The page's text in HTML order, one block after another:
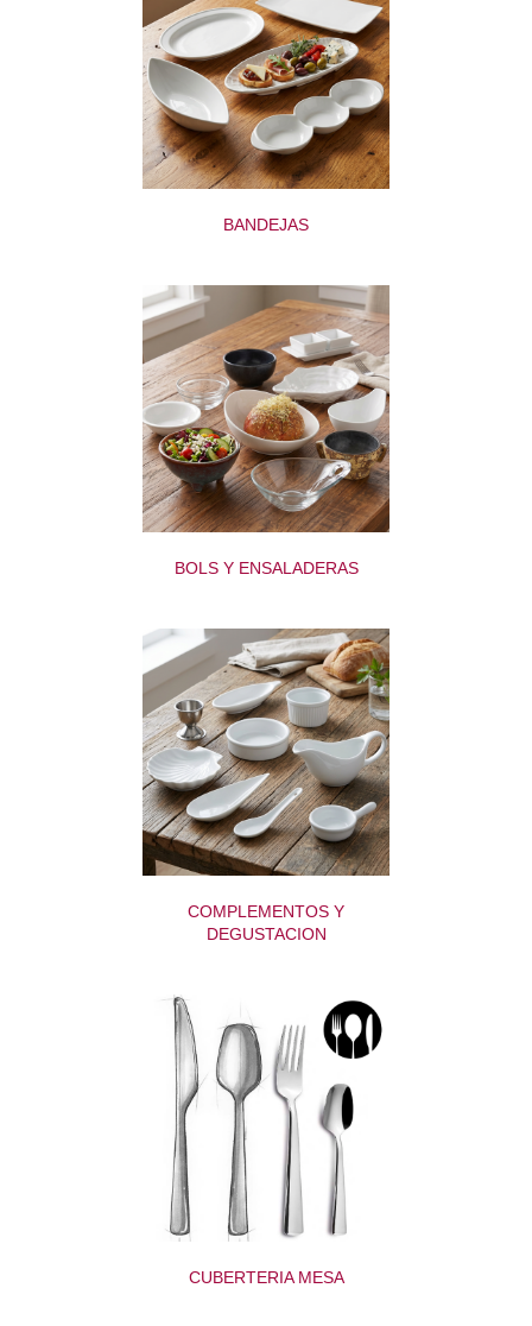
BANDEJAS
BOLS Y ENSALADERAS
COMPLEMENTOS Y
DEGUSTACION
CUBERTERIA MESA